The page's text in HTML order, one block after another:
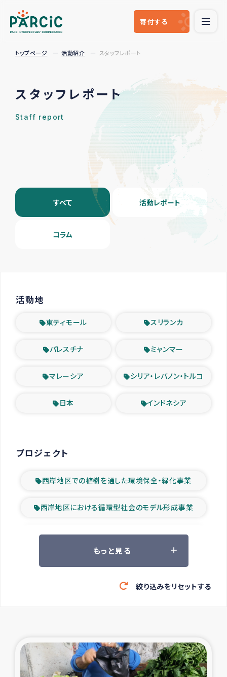
寄付する
トップページ 活動紹介 スタッフレポート
スタッフレポート
Staff report
すべて 活動レポート
コラム
活動地
東ティモール スリランカ
パレスチナ ミャンマー
マレーシア シリア・レバノン・トルコ
日本 インドネシア
プロジェクト
西岸地区での植樹を通した環境保全・緑化事業
西岸地区における循環型社会のモデル形成事業
ツアー参加者の声
緊急救援の時代
東ティモール豪雨緊急支援
大雨による洪水被災者支援
もっと見る
絞り込みをリセットする